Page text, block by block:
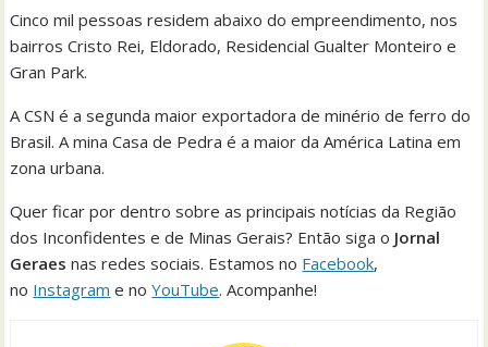
Cinco mil pessoas residem abaixo do empreendimento, nos
bairros Cristo Rei, Eldorado, Residencial Gualter Monteiro e
Gran Park.
A CSN é a segunda maior exportadora de minério de ferro do
Brasil. A mina Casa de Pedra é a maior da América Latina em
zona urbana.
Quer ficar por dentro sobre as principais notícias da Região
dos Inconfidentes e de Minas Gerais? Então siga o Jornal
Geraesnas redes sociais. Estamos no Facebook,
no Instagram e noYouTube. Acompanhe!